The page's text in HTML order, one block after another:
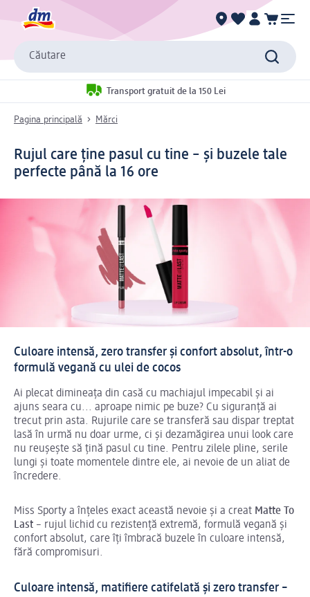
Căutare
Transport gratuit de la 150 Lei
Pagina principală Mărci
Rujul care ține pasul cu tine – și buzele tale
perfecte până la 16 ore
Culoare intensă, zero transfer și confort absolut, într-o
formulă vegană cu ulei de cocos
Ai plecat dimineața din casă cu machiajul impecabil și ai
ajuns seara cu... aproape nimic pe buze? Cu siguranță ai
trecut prin asta. Rujurile care se transferă sau dispar treptat
lasă în urmă nu doar urme, ci și dezamăgirea unui look care
nu reușește să țină pasul cu tine. Pentru zilele pline, serile
lungi și toate momentele dintre ele, ai nevoie de un aliat de
încredere.
Miss Sporty a înțeles exact această nevoie și a creat Matte To
Last – rujul lichid cu rezistență extremă, formulă vegană și
confort absolut, care îți îmbracă buzele în culoare intensă,
fără compromisuri.
Culoare intensă, matifiere catifelată și zero transfer –